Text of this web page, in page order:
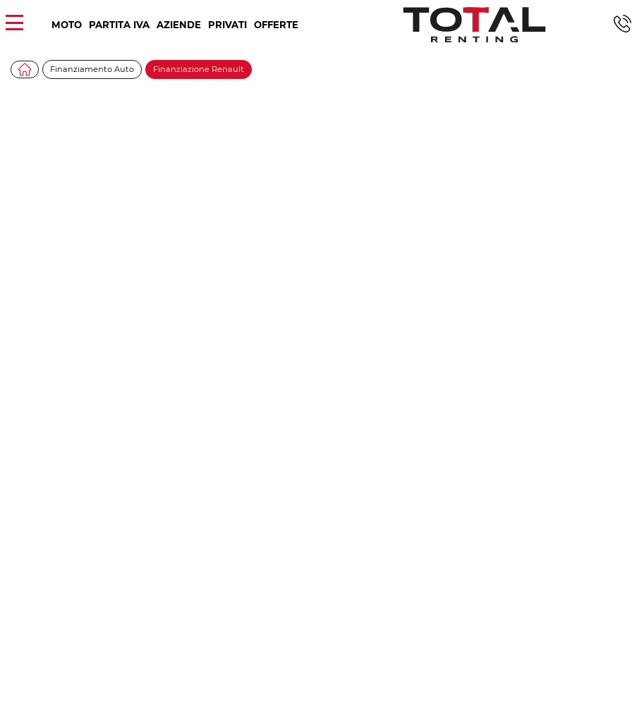
MOTO PARTITA IVA AZIENDE PRIVATI OFFERTE
Finanziamento Auto Finanziazione Renault